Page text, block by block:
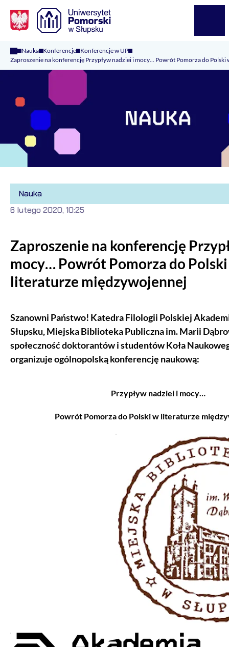
Nauka Konferencje Konferencje w UP
Zaproszenie na konferencję Przypływ nadziei i mocy… Powrót Pomorza do
Nauka
Zaproszenie na konferencję
mocy… Powrót Pomorza do
literaturze międzywojennej
Szanowni Państwo! Katedra Filologii Polskiej
Słupsku, Miejska Biblioteka Publiczna im. Marii
społeczność doktorantów i studentów Koła
organizuje ogólnopolską konferencję naukową:
6 lutego 2020, 10:25
Przypływ nadziei i mocy…
Powrót Pomorza do Polski w literaturze